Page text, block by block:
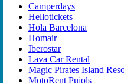
Camperdays
Hellotickets
Hola Barcelona
Homair
Iberostar
Lava Car Rental
Magic Pirates Island
MotoRent Pujols